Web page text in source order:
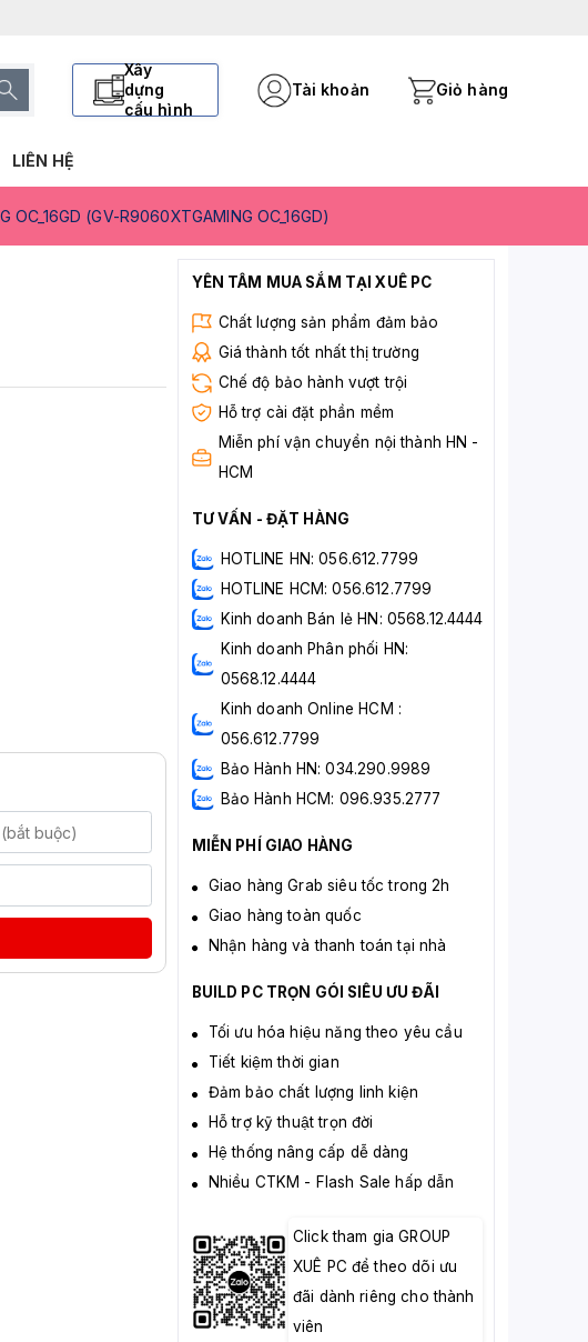
Xây
dựng
cấu hình
Tài khoản Giỏ hàng
LIÊN HỆ
(GV-R9060XTGAMING OC_16GD)
YÊN TÂM MUA SẮM TẠI XUÊ PC
Chất lượng sản phẩm đảm bảo
Giá thành tốt nhất thị trường
Chế độ bảo hành vượt trội
Hỗ trợ cài đặt phần mềm
Miễn phí vận chuyển nội thành HN -
HCM
TƯ VẤN - ĐẶT HÀNG
HOTLINE HN: 056.612.7799
HOTLINE HCM: 056.612.7799
Kinh doanh Bán lẻ HN: 0568.12.4444
Kinh doanh Phân phối HN:
0568.12.4444
Kinh doanh Online HCM :
056.612.7799
Bảo Hành HN: 034.290.9989
Bảo Hành HCM: 096.935.2777
MIỄN PHÍ GIAO HÀNG
Giao hàng Grab siêu tốc trong 2h
Giao hàng toàn quốc
Nhận hàng và thanh toán tại nhà
BUILD PC TRỌN GÓI SIÊU ƯU ĐÃI
Tối ưu hóa hiệu năng theo yêu cầu
Tiết kiệm thời gian
Đảm bảo chất lượng linh kiện
Hỗ trợ kỹ thuật trọn đời
Hệ thống nâng cấp dễ dàng
Nhiều CTKM - Flash Sale hấp dẫn
Click tham gia GROUP
XUÊ PC để theo dõi ưu
đãi dành riêng cho thành
viên